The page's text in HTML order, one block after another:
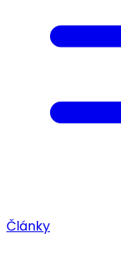
Články